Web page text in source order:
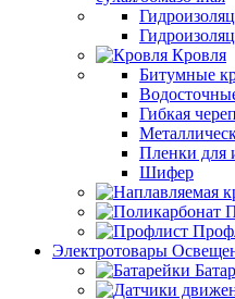
Кровля
Битумные
Гибкая
Пленки для
Шифер
Электротовары